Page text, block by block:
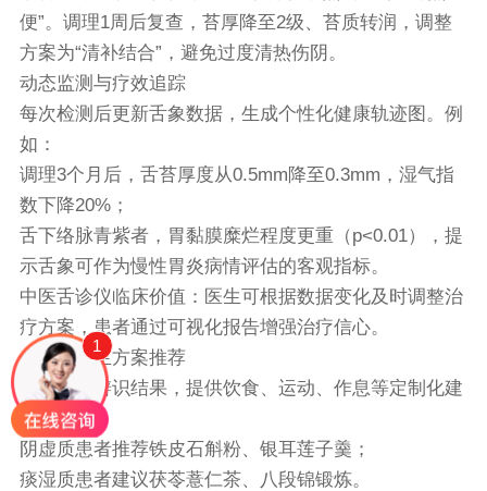
便”。调理1周后复查，苔厚降至2级、苔质转润，调整
方案为“清补结合”，避免过度清热伤阴。
动态监测与疗效追踪
每次检测后更新舌象数据，生成个性化健康轨迹图。例
如：
调理3个月后，舌苔厚度从0.5mm降至0.3mm，湿气指
数下降20%；
舌下络脉青紫者，胃黏膜糜烂程度更重（p<0.01），提
示舌象可作为慢性胃炎病情评估的客观指标。
中医舌诊仪临床价值：医生可根据数据变化及时调整治
疗方案，患者通过可视化报告增强治疗信心。
个性化养生方案推荐
根据体质辨识结果，提供饮食、运动、作息等定制化建
议。例如：
阴虚质患者推荐铁皮石斛粉、银耳莲子羹；
痰湿质患者建议茯苓薏仁茶、八段锦锻炼。
1